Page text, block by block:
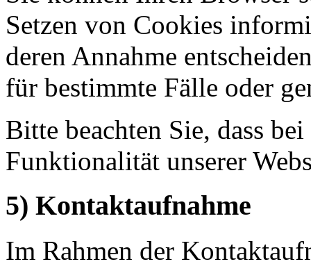
Setzen von Cookies
deren Annahme
für bestimmte Fälle oder
Bitte beachten Sie, dass
Funktionalität unserer
5) Kontaktaufnahme
Im Rahmen der